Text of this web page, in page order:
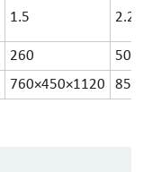
1.5 2.2
260
500
760×450×1120